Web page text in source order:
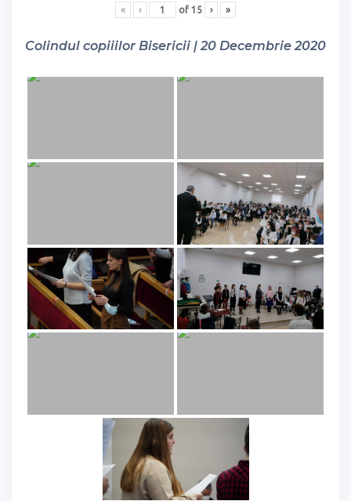
« ‹ of 15 › »
Colindul copiiilor Bisericii | 20 Decembrie 2020